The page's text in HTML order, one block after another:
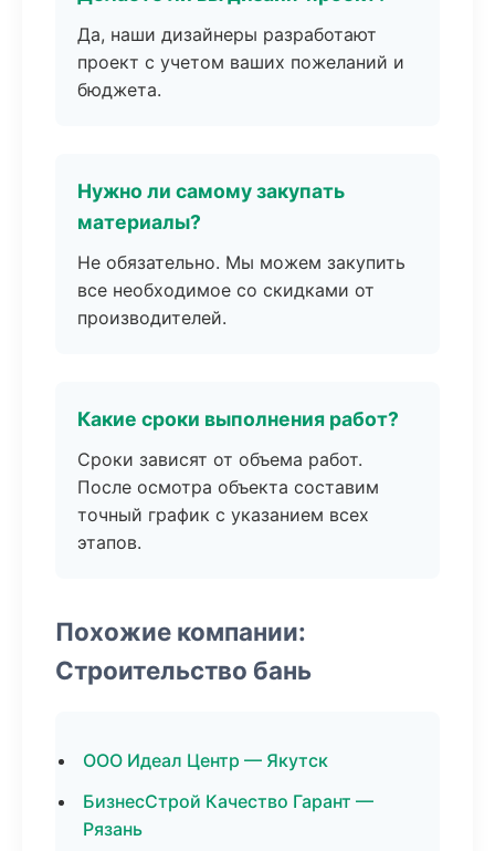
Да, наши дизайнеры разработают
проект с учетом ваших пожеланий и
бюджета.
Нужно ли самому закупать
материалы?
Не обязательно. Мы можем закупить
все необходимое со скидками от
производителей.
Какие сроки выполнения работ?
Сроки зависят от объема работ.
После осмотра объекта составим
точный график с указанием всех
этапов.
Похожие компании:
Строительство бань
ООО Идеал Центр — Якутск
БизнесСтрой Качество Гарант —
Рязань